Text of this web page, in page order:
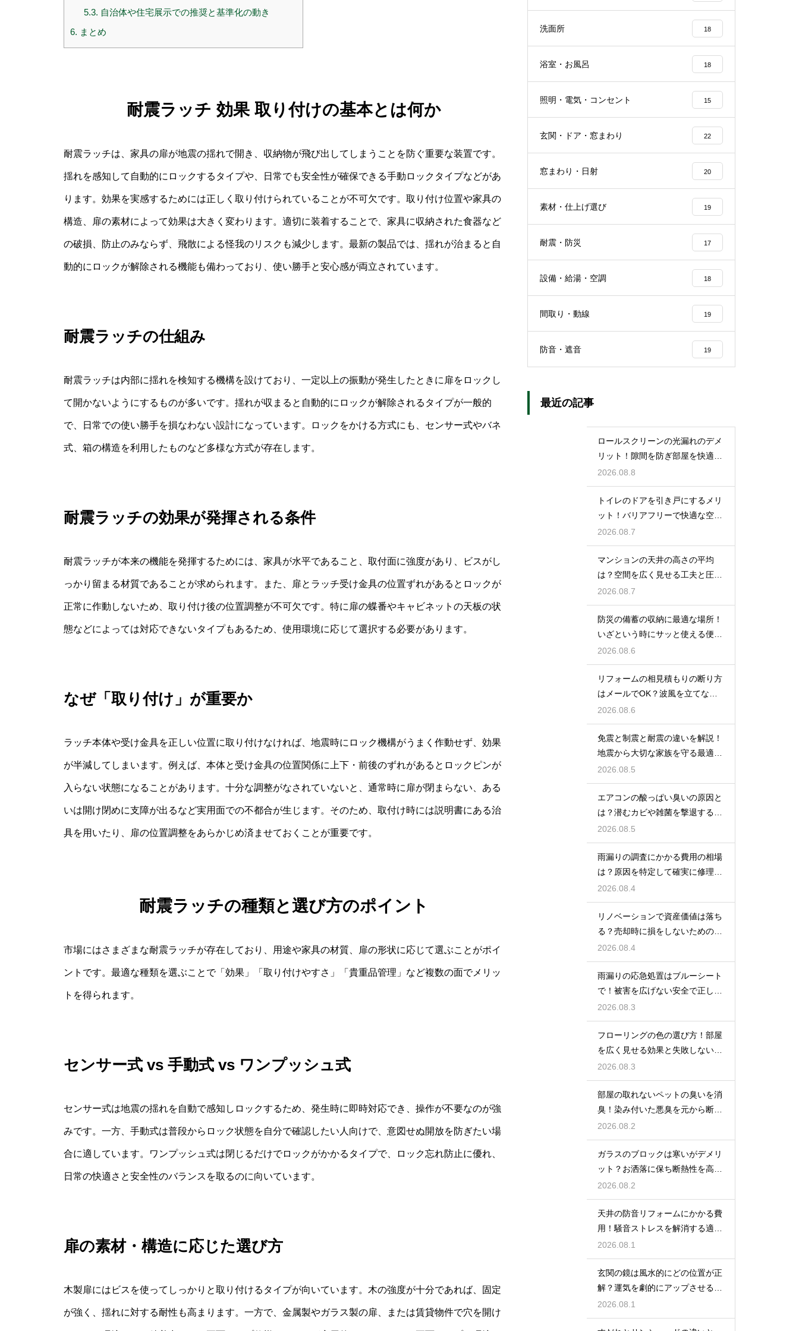
5.3. 自治体や住宅展示での推奨と基準化の動き
6. まとめ
耐震ラッチ 効果 取り付けの基本とは何か
耐震ラッチは、家具の扉が地震の揺れで開き、収納物が飛び出してしまうことを防ぐ重要な装置です。
揺れを感知して自動的にロックするタイプや、日常でも安全性が確保できる手動ロックタイプなどがあ
ります。効果を実感するためには正しく取り付けられていることが不可欠です。取り付け位置や家具の
構造、扉の素材によって効果は大きく変わります。適切に装着することで、家具に収納された食器など
の破損、防止のみならず、飛散による怪我のリスクも減少します。最新の製品では、揺れが治まると自
動的にロックが解除される機能も備わっており、使い勝手と安心感が両立されています。
耐震ラッチの仕組み
耐震ラッチは内部に揺れを検知する機構を設けており、一定以上の振動が発生したときに扉をロックし
て開かないようにするものが多いです。揺れが収まると自動的にロックが解除されるタイプが一般的
で、日常での使い勝手を損なわない設計になっています。ロックをかける方式にも、センサー式やバネ
式、箱の構造を利用したものなど多様な方式が存在します。
耐震ラッチの効果が発揮される条件
耐震ラッチが本来の機能を発揮するためには、家具が水平であること、取付面に強度があり、ビスがし
っかり留まる材質であることが求められます。また、扉とラッチ受け金具の位置ずれがあるとロックが
正常に作動しないため、取り付け後の位置調整が不可欠です。特に扉の蝶番やキャビネットの天板の状
態などによっては対応できないタイプもあるため、使用環境に応じて選択する必要があります。
なぜ「取り付け」が重要か
ラッチ本体や受け金具を正しい位置に取り付けなければ、地震時にロック機構がうまく作動せず、効果
が半減してしまいます。例えば、本体と受け金具の位置関係に上下・前後のずれがあるとロックピンが
入らない状態になることがあります。十分な調整がなされていないと、通常時に扉が閉まらない、ある
いは開け閉めに支障が出るなど実用面での不都合が生じます。そのため、取付け時には説明書にある治
具を用いたり、扉の位置調整をあらかじめ済ませておくことが重要です。
耐震ラッチの種類と選び方のポイント
市場にはさまざまな耐震ラッチが存在しており、用途や家具の材質、扉の形状に応じて選ぶことがポイ
ントです。最適な種類を選ぶことで「効果」「取り付けやすさ」「貴重品管理」など複数の面でメリッ
トを得られます。
センサー式 vs 手動式 vs ワンプッシュ式
センサー式は地震の揺れを自動で感知しロックするため、発生時に即時対応でき、操作が不要なのが強
みです。一方、手動式は普段からロック状態を自分で確認したい人向けで、意図せぬ開放を防ぎたい場
合に適しています。ワンプッシュ式は閉じるだけでロックがかかるタイプで、ロック忘れ防止に優れ、
日常の快適さと安全性のバランスを取るのに向いています。
扉の素材・構造に応じた選び方
木製扉にはビスを使ってしっかりと取り付けるタイプが向いています。木の強度が十分であれば、固定
が強く、揺れに対する耐性も高まります。一方で、金属製やガラス製の扉、または賃貸物件で穴を開け
洗面所 18
浴室・お風呂 18
照明・電気・コンセント 15
玄関・ドア・窓まわり 22
窓まわり・日射 20
素材・仕上げ選び 19
耐震・防災 17
設備・給湯・空調 18
間取り・動線 19
防音・遮音 19
最近の記事
ロールスクリーンの光漏れのデメ
リット！隙間を防ぎ部屋を快適に
する対策法
2026.08.8
トイレのドアを引き戸にするメリ
ット！バリアフリーで快適な空間
の作り方
2026.08.7
マンションの天井の高さの平均
は？空間を広く見せる工夫と圧迫
感を無くす技
2026.08.7
防災の備蓄の収納に最適な場所！
いざという時にサッと使える便利
ストック術
2026.08.6
リフォームの相見積もりの断り方
はメールでOK？波風を立てない
丁寧な文面
2026.08.6
免震と制震と耐震の違いを解説！
地震から大切な家族を守る最適な
住宅の構造
2026.08.5
エアコンの酸っぱい臭いの原因と
は？潜むカビや雑菌を撃退するお
手入れ術
2026.08.5
雨漏りの調査にかかる費用の相場
は？原因を特定して確実に修理す
るプロの技
2026.08.4
リノベーションで資産価値は落ち
る？売却時に損をしないための重
要な注意点
2026.08.4
雨漏りの応急処置はブルーシート
で！被害を広げない安全で正しい
張り方
2026.08.3
フローリングの色の選び方！部屋
を広く見せる効果と失敗しないイ
ンテリア術
2026.08.3
部屋の取れないペットの臭いを消
臭！染み付いた悪臭を元から断つ
お掃除術
2026.08.2
ガラスのブロックは寒いがデメリ
ット？お洒落に保ち断熱性を高め
る裏ワザ
2026.08.2
天井の防音リフォームにかかる費
用！騒音ストレスを解消する適正
な工事相場
2026.08.1
玄関の鏡は風水的にどの位置が正
解？運気を劇的にアップさせるレ
イアウト術
2026.08.1